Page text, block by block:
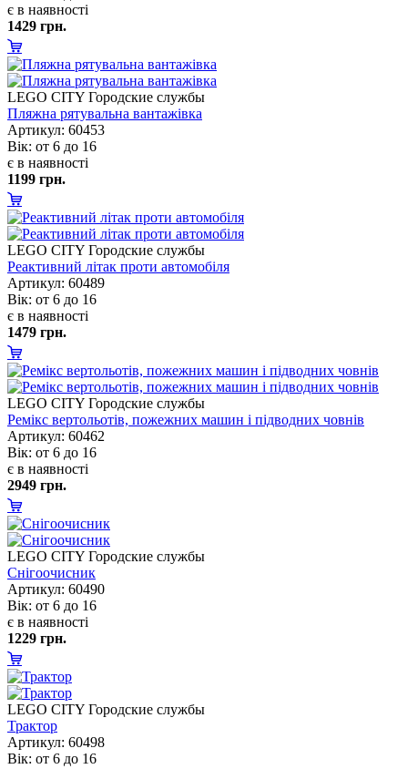
є в наявності
1429 грн.
LEGO CITY Городские службы
Пляжна рятувальна вантажівка
Артикул: 60453
ік: от 6 до 16
є в наявності
1199 грн.
LEGO CITY Городские службы
Реактивний літак проти автомобіля
Артикул: 60489
ік: от 6 до 16
є в наявності
1479 грн.
LEGO CITY Городские службы
Ремікс вертольотів, пожежних машин і підводних човні
Артикул: 60462
ік: от 6 до 16
є в наявності
2949 грн.
LEGO CITY Городские службы
Снігоочисник
Артикул: 60490
ік: от 6 до 16
є в наявності
1229 грн.
LEGO CITY Городские службы
Трактор
Артикул: 60498
ік: от 6 до 16